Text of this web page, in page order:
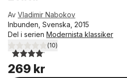
Av Vladimir Nabokov
Inbunden, Svenska, 2015
Del i serien Modernista klassiker
4,1utav 5 stjärnor. Totalt antal röster:
(10)
269 kr